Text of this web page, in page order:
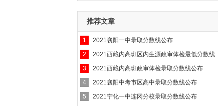
推荐文章
1
2021襄阳一中录取分数线公布
2
2021西藏内高班区内生源政审体检最低分数线
3
2021西藏内高班政审体检录取分数线公布
4
2021襄阳中考市区高中录取分数线公布
5
2021宁化一中连冈分校录取分数线公布